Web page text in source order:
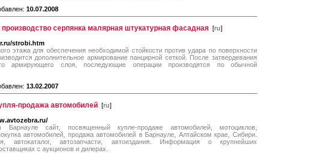
10.07.2008
производство серпянка малярная штукатурная фасадная [ru]
strobi.htm
этажа для обеспечения необходимой стойкости против удара по поверхности
дополнительное армирование панцирной сеткой. После затвердевания
армирующего слоя, последующие операции производятся по обычной
13.02.2007
продажа автомобилей [ru]
Барнауле сайт, посвященный купле-продаже автомобилей, мотоциклов,
автомобилей, продажа автомобилей в Барнауле, Алтайском крае, Сибири.
автокаталог, автозапчасти, автоиздания. Информация о крупнейших
с аукционов и дилерах.